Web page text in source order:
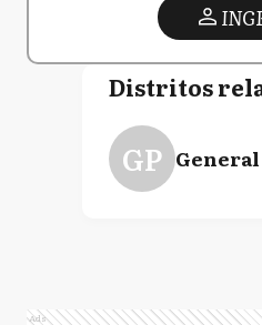
Distritos
GP
Ads